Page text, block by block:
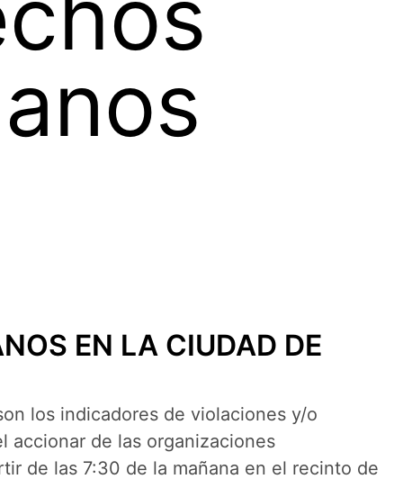
EN LA CIUDAD DE
los indicadores de violaciones y/o
accionar de las organizaciones
de las 7:30 de la mañana en el recinto de